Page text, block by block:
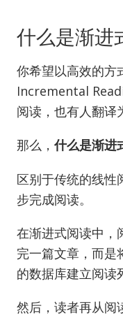
什么是渐进
你希望以高效的方
Incremental
阅读，也有人翻译
那么，什么是渐进
区别于传统的线性
步完成阅读。
在渐进式阅读中，
完一篇文章，而是
的数据库建立阅读
然后，读者再从阅